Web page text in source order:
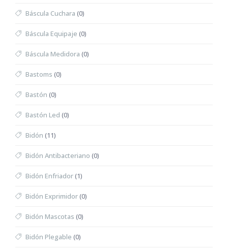
Báscula Cuchara (0)
Báscula Equipaje (0)
Báscula Medidora (0)
Bastoms (0)
Bastón (0)
Bastón Led (0)
Bidón (11)
Bidón Antibacteriano (0)
Bidón Enfriador(1)
Bidón Exprimidor(0)
Bidón Mascotas (0)
Bidón Plegable (0)